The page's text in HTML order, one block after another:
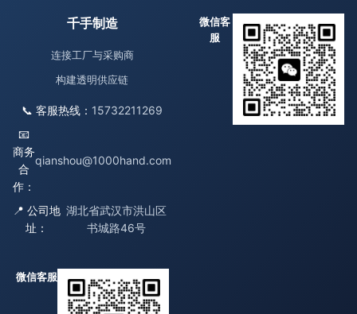
千手制造
连接工厂与采购商
构建透明供应链
📞 客服热线： 15732211269
📧
商务
合
作：
qianshou@1000hand.com
📍 公司地
址：
湖北省武汉市洪山区
书城路46号
微信客
服
微信客服